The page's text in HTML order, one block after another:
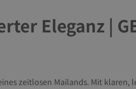
Eleganz |
zeitlosen Mailands. Mit klaren,